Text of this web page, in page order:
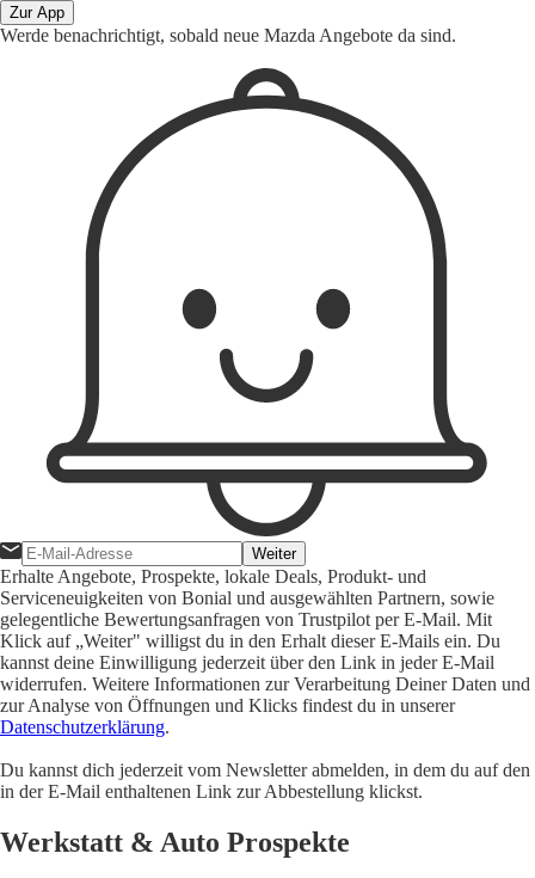
Zur App
Werde benachrichtigt, sobald neue Mazda Angebote da sind.
Weiter
Erhalte Angebote, Prospekte, lokale Deals, Produkt- und
Serviceneuigkeiten von Bonial und ausgewählten Partnern, sowie
gelegentliche Bewertungsanfragen von Trustpilot per E-Mail. Mit
Klick auf „Weiter" willigst du in den Erhalt dieser E-Mails ein. Du
kannst deine Einwilligung jederzeit über den Link in jeder E-Mail
widerrufen. Weitere Informationen zur Verarbeitung Deiner Daten und
zur Analyse von Öffnungen und Klicks findest du in unserer
Datenschutzerklärung.
Du kannst dich jederzeit vom Newsletter abmelden, in dem du auf den
in der E-Mail enthaltenen Link zur Abbestellung klickst.
Werkstatt & Auto Prospekte